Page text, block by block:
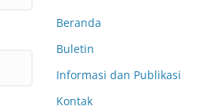
Beranda
Buletin
Informasi dan Publikasi
Kontak